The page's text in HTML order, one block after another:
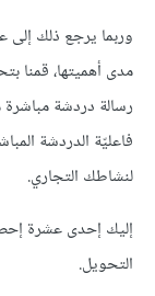
وربما يرجع ذلك
فاعليّة الدردشة
لنشاطك التجاري.
إليك إحدى عشرة
التحويل.